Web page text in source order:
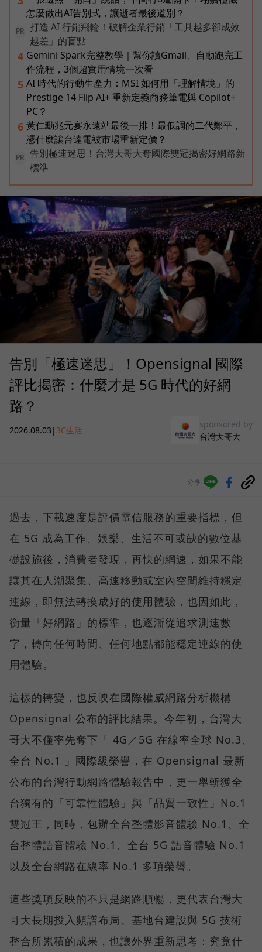
怎麼做出AI告別式，讓逝者最後道別？
PR
打造 AI 行銷飛輪！破解企業行銷「工具越多卻成效
越差」的盲點
4 Gemini Spark完整教學｜幫你讀Gmail、自動跑完工
作流程，3個超實用情境一次看
5 AI 時代的行動生產力：MSI 如何用「理解情境」的
Prestige 14 Flip AI+ 重新定義商務筆電與 Copilot+
PC？
6 黃仁勳兆元宴永遠站最後一排！最低調的二代鄭平，
憑什麼讓台達電被市場重新定價？
PR
告別極速迷思！台灣大哥大奪國際雙冠揭密好網路新
標準
告別「極速迷思」！Opensignal 國際
評比揭密：什麼才是 5G 時代的好網
路？
2026.08.03 | 3C生活
sponsored by
台灣大哥大
分享
過去，下載速度是評價電信服務的重要指標，但
在 5G 成為工作、娛樂、生活不可或缺的數位基
礎設施後，消費者發現，再快的網速，如果不能
讓其在人潮聚集、高速移動或室內空間維持穩定
連線，即無法轉換成好的使用體驗，也因如此，
衡量「好網路」的標準，也逐漸從追求測速數
字，轉向任何時間、任何地點都能穩定連線的使
用體驗。
這樣的轉變，也反映在國際權威網路分析機構
Opensignal 公布的評比結果。今年初，台灣大
哥大不僅率先奪下「 4G／5G 在線率全球 No.3、
全台 No.1 」國際級榮譽，在 Opensignal 最新
公布的台灣行動網路體驗報告中，更一舉斬獲全
台獨有的「可靠性體驗」與「品質一致性」No.1
雙冠王，同時，包辦全台整體影音體驗 No.1、全
台整體語音體驗 No.1、全台 5G 語音體驗 No.1
以及全台網路在線率 No.1 多項榮譽。
這些獎項反映的不只是網路順暢，更代表台灣大
哥大長期投入頻譜布局、基地台建設與 5G 技術
整合所累積的成果，也讓外界重新思考：究竟什